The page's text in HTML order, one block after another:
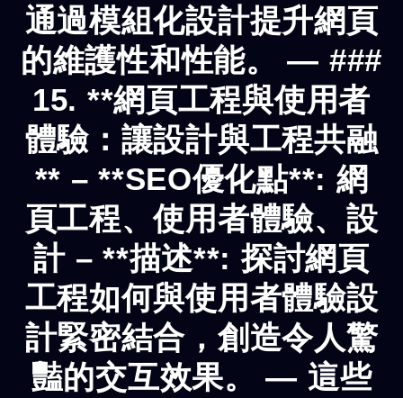
通過模組化設計提升網頁
的維護性和性能。 — ###
15. **網頁工程與使用者
體驗：讓設計與工程共融
** – **SEO優化點**: 網
頁工程、使用者體驗、設
計 – **描述**: 探討網頁
工程如何與使用者體驗設
計緊密結合，創造令人驚
豔的交互效果。 — 這些